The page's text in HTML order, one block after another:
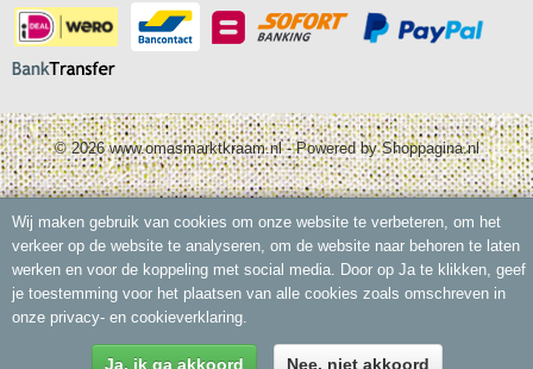
© 2026 www.omasmarktkraam.nl - Powered by Shoppagina.nl
Wij maken gebruik van cookies om onze website te verbeteren, om het
verkeer op de website te analyseren, om de website naar behoren te laten
werken en voor de koppeling met social media. Door op Ja te klikken, geef
je toestemming voor het plaatsen van alle cookies zoals omschreven in
onze privacy- en cookieverklaring.
Ja, ik ga akkoord Nee, niet akkoord